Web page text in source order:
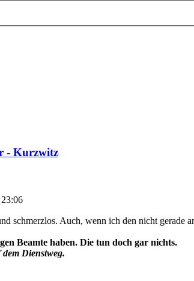
- Kurzwitz
schmerzlos. Auch, wenn ich den nicht gerade
Beamte haben. Die tun doch gar nichts.
Dienstweg.